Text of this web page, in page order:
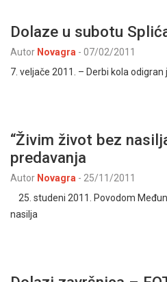
Dolaze u subotu
Autor Novagra - 07/02/2011
7. veljače 2011. – Derbi kola
“Živim život bez
predavanja
Autor Novagra - 25/11/2011
25. studeni 2011. Povodom
nasilja